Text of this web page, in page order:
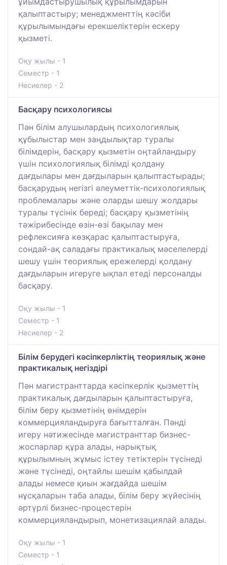
қалыптастыру; менеджменттің кәсіби
құрылымындағы ерекшеліктерін ескеру
қызметі.
Оқу жылы - 1
Семестр - 1
Несиелер - 2
Басқару психологиясы
Пән білім алушылардың психологиялық
құбылыстар мен заңдылықтар туралы
білімдерін, басқару қызметін оңтайландыру
үшін психологиялық білімді қолдану
дағдылары мен дағдыларын қалыптастырады;
басқарудың негізгі әлеуметтік-психологиялық
проблемалары және оларды шешу жолдары
туралы түсінік береді; басқару қызметінің
тәжірибесінде өзін-өзі бақылау мен
рефлексияға көзқарас қалыптастыруға,
сондай-ақ саладағы практикалық мәселелерді
шешу үшін теориялық ережелерді қолдану
дағдыларын игеруге ықпал етеді персоналды
басқару.
Оқу жылы - 1
Семестр - 1
Несиелер - 2
Білім берудегі кәсіпкерліктің теориялық және
практикалық негіздірі
Пән магистранттарда кәсіпкерлік қызметтің
практикалық дағдыларын қалыптастыруға,
білім беру қызметінің өнімдерін
коммерцияландыруға бағытталған. Пәнді
игеру нәтижесінде магистранттар бизнес-
жоспарлар құра алады, нарықтық
құрылымның жұмыс істеу тетіктерін түсінеді
және түсінеді, оңтайлы шешім қабылдай
алады немесе қиын жағдайда шешім
нұсқаларын таба алады, білім беру жүйесінің
әртүрлі бизнес-процестерін
коммерцияландырып, монетизациялай алады.
Оқу жылы - 1
Семестр - 1